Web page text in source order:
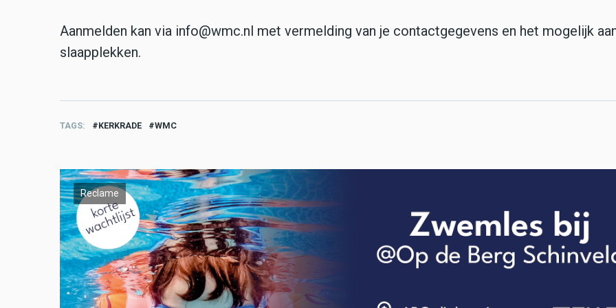
Aanmelden kan via info@wmc.nl met vermelding van je contactgegevens en het mogelijk
slaapplekken.
TAGS KERKRADE WMC
Reclame